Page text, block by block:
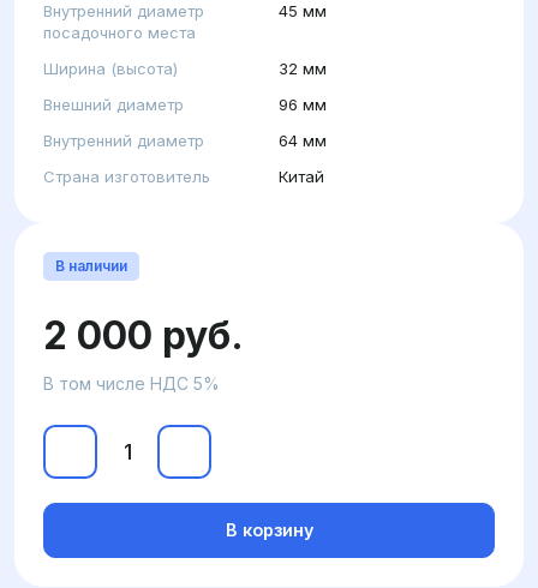
Внутренний диаметр
посадочного места
45 мм
Ширина (высота)
32 мм
Внешний диаметр
96 мм
Внутренний диаметр
64 мм
Страна изготовитель
Китай
В наличии
2 000 руб.
В том числе НДС 5%
В корзину